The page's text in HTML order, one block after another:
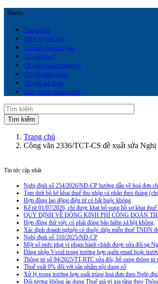
Menu
Trang chủ
Dịch vụ nổi bật
Tư vấn chuyển giá
Tư vấn thuế
Tư vấn doanh nghiệp
Tư vấn bảo hiểm
Tư vấn kế toán
Giấy phép hành nghề
Trang chủ
Công văn 2336/TCT-CS đề xuất sửa
Tin tức cập nhật
Nghị định số 254/2026/NĐ-CP hướng dẫn về hoá đơn
Tạm thời bỏ kê khai thuế thu nhập cá nhân theo tháng
Hợp đồng lao động điện tử có bắt buộc không
Kể từ 01/07/2026, chỉ được khai bổ sung hồ sơ khai
QUY ĐỊNH VỀ ĐÓNG KINH PHÍ CÔNG ĐOÀN
Hợp đồng thử việc có phải đóng bảo hiểm xã hội không
Xác định doanh nghiệp có thuộc diện miễn thuế TNDN
Nghị định số 310/2025/NĐ-CP
Một số mức phạt vi phạm hành chính được sửa đổi tại
Đăng nhập Vssid trong trường hợp quên email hoặc
Thông tư số 94/2025/TT-BTC sửa đổi, bổ sung thông tư
Thuế suất 0% đối với sản phẩm nội dung số
Xử lý trong trường hợp xuất trùng hoá đơn theo Nghị
Đối tượng không áp dụng Thuế giá trị gia tăng theo